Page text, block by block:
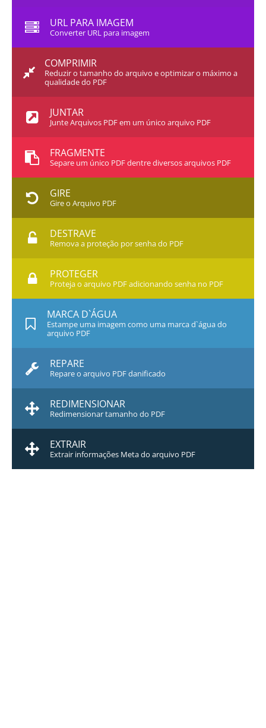
URL PARA IMAGEM
Converter URL para imagem
COMPRIMIR
Reduzir o tamanho do arquivo e optimizar o máximo a
qualidade do PDF
JUNTAR
Junte Arquivos PDF em um único arquivo PDF
FRAGMENTE
Separe um único PDF dentre diversos arquivos PDF
GIRE
Gire o Arquivo PDF
DESTRAVE
Remova a proteção por senha do PDF
PROTEGER
Proteja o arquivo PDF adicionando senha no PDF
MARCA D`ÁGUA
Estampe uma imagem como uma marca d`água do
arquivo PDF
REPARE
Repare o arquivo PDF danificado
REDIMENSIONAR
Redimensionar tamanho do PDF
EXTRAIR
Extrair informações Meta do arquivo PDF